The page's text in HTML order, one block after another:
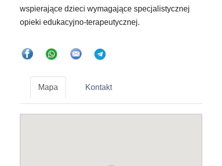
wspierające dzieci wymagające specjalistycznej
opieki edukacyjno-terapeutycznej.
Mapa Kontakt